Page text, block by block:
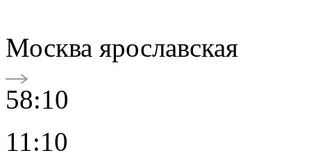
Москва ярославская
58:10
11:10